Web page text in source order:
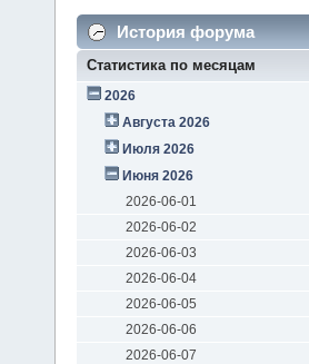
История форума
Статистика по месяцам
2026
Августа 2026
Июля 2026
Июня 2026
2026-06-01
2026-06-02
2026-06-03
2026-06-04
2026-06-05
2026-06-06
2026-06-07